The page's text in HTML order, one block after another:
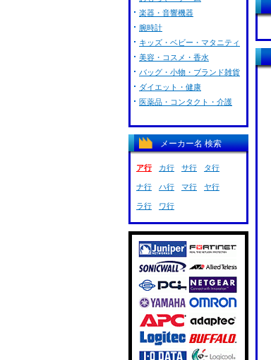
楽器・音響機器
腕時計
キッズ・ベビー・マタニティ
美容・コスメ・香水
バッグ・小物・ブランド雑貨
ダイエット・健康
医薬品・コンタクト・介護
メーカー名 検索
ア行 カ行 サ行 タ行
ナ行 ハ行 マ行 ヤ行
ラ行 ワ行